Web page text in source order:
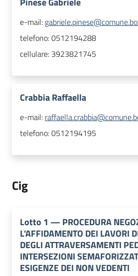
e-mail:
telefono:0512194288
cellulare: 3923821745
Crabbia Raffaella
e-mail:
telefono:0512194195
Cig
Lotto 1 — PROCEDURA
L'AFFIDAMENTO DEI LAVORI
DEGLI ATTRAVERSAMENTI
INTERSEZIONI
ESIGENZE DEI NON VEDENTI